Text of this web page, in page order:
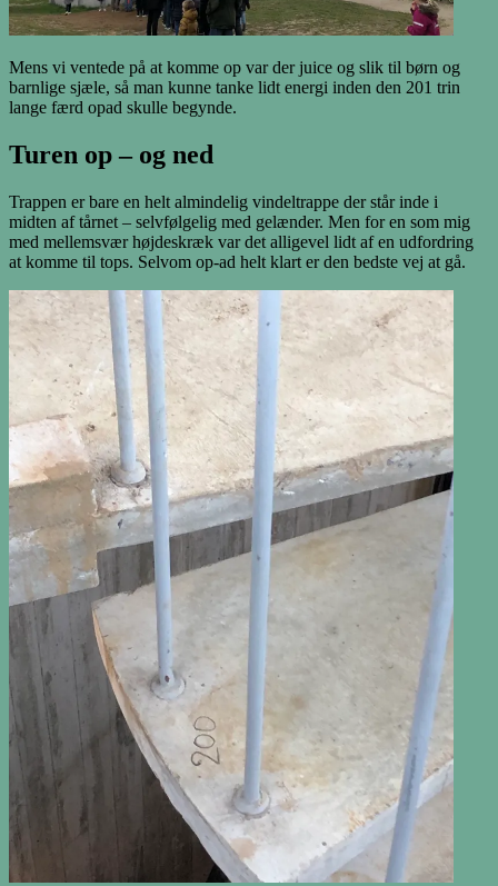
Mens vi ventede på at komme op var der juice og slik til børn og
barnlige sjæle, så man kunne tanke lidt energi inden den 201 trin
lange færd opad skulle begynde.
Turen op – og ned
Trappen er bare en helt almindelig vindeltrappe der står inde i
midten af tårnet – selvfølgelig med gelænder. Men for en som mig
med mellemsvær højdeskræk var det alligevel lidt af en udfordring
at komme til tops. Selvom op-ad helt klart er den bedste vej at gå.